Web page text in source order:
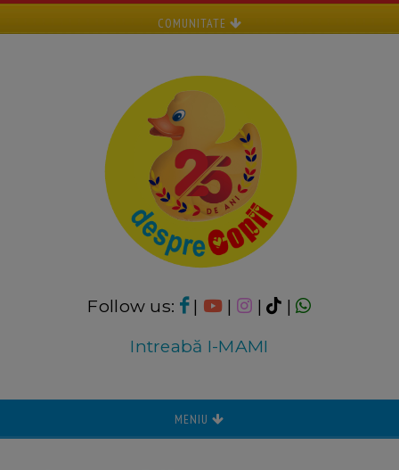
COMUNITATE
Follow us: | | |
|
Intreabă I-MAMI
MENIU